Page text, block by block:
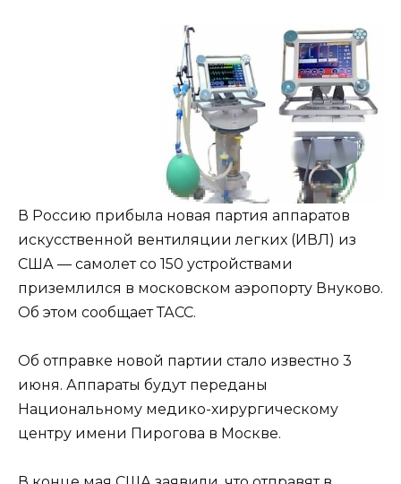
В Россию прибыла новая партия аппаратов
искусственной вентиляции легких (ИВЛ) из
США — самолет со 150 устройствами
приземлился в московском аэропорту Внуково.
Об этом сообщает ТАСС.
Об отправке новой партии стало известно 3
июня. Аппараты будут переданы
Национальному медико-хирургическому
центру имени Пирогова в Москве.